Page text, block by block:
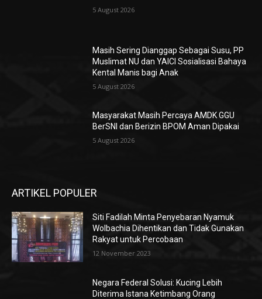
5 August 2026
Masih Sering Dianggap Sebagai Susu, PP
Muslimat NU dan YAICI Sosialisasi Bahaya
Kental Manis bagi Anak
5 August 2026
Masyarakat Masih Percaya AMDK GGU
BerSNI dan Berizin BPOM Aman Dipakai
5 August 2026
ARTIKEL POPULER
Siti Fadilah Minta Penyebaran Nyamuk
Wolbachia Dihentikan dan Tidak Gunakan
Rakyat untuk Percobaan
12 November 2023
Negara Federal Solusi: Kucing Lebih
Diterima Istana Ketimbang Orang